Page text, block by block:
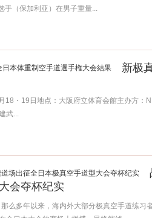
手（保加利亚）在男子重量...
新极
18・19日地点：大阪府立体育会館主办方：
武...
会夺杯纪实
么多年以来，海内外大部分极真空手道练